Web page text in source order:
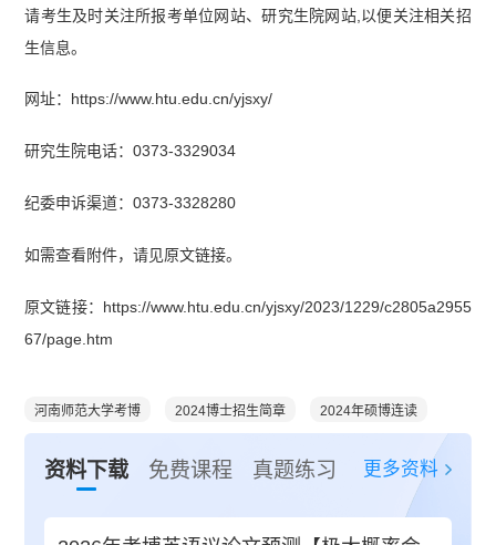
请考生及时关注所报考单位网站、研究生院网站,以便关注相关招
生信息。
网址：https://www.htu.edu.cn/yjsxy/
研究生院电话：0373-3329034
纪委申诉渠道：0373-3328280
如需查看附件，请见原文链接。
原文链接：https://www.htu.edu.cn/yjsxy/2023/1229/c2805a2955
67/page.htm
河南师范大学考博 2024博士招生简章 2024年硕博连读
资料下载 免费课程 真题练习 更多资料